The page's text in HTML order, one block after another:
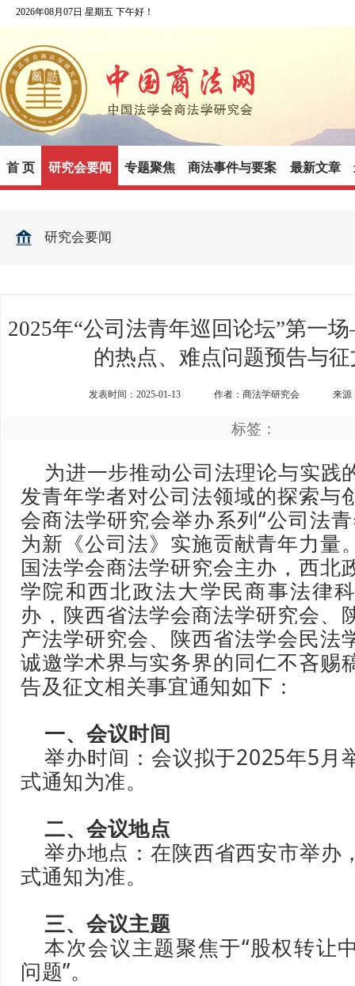
2026年08月07日 星期五 下午好！
首 页 研究会要闻 专题聚焦 商法事件与要案 最新文章
研究会要闻
2025年“公司法青年巡回论坛”第一
的热点、难点问题预告与
发表时间：2025-01-13 作者：商法学研究会 来源
标签：
为进一步推动公司法理论与实践
发青年学者对公司法领域的探索与
会商法学研究会举办系列“公司法
为新《公司法》实施贡献青年力量
国法学会商法学研究会主办，西北
学院和西北政法大学民商事法律
办，陕西省法学会商法学研究会、
产法学研究会、陕西省法学会民法
诚邀学术界与实务界的同仁不吝赐
告及征文相关事宜通知如下：
一、会议时间
举办时间：会议拟于2025年5月
式通知为准。
二、会议地点
举办地点：在陕西省西安市举办
式通知为准。
三、会议主题
本次会议主题聚焦于“股权转让
问题”。